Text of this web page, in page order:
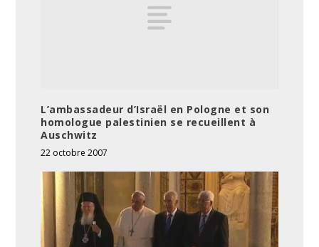
L’ambassadeur d’Israël en Pologne et son
homologue palestinien se recueillent à
Auschwitz
22 octobre 2007